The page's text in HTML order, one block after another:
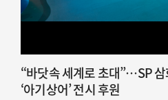
“바닷속 세계로 초대”…SP
‘아기상어’ 전시 후원